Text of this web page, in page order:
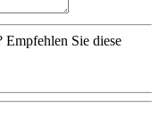
Empfehlen Sie diese